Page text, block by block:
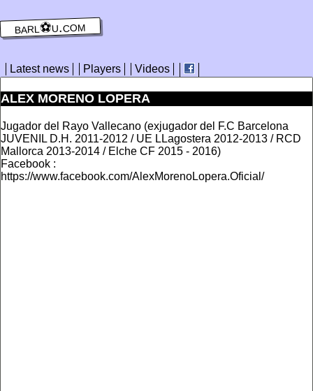
barl⚽️u.com
Latest news Players Videos
ALEX MORENO LOPERA
Jugador del Rayo Vallecano (exjugador del F.C Barcelona
JUVENIL D.H. 2011-2012 / UE LLagostera 2012-2013 / RCD
Mallorca 2013-2014 / Elche CF 2015 - 2016)
Facebook :
https://www.facebook.com/AlexMorenoLopera.Oficial/